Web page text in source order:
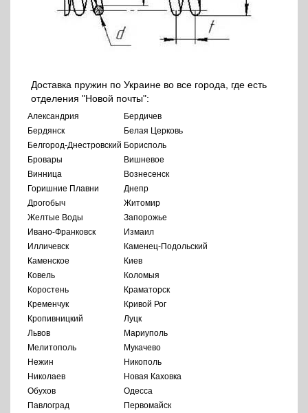
Доставка пружин по Украине во все города, где есть
отделения "Новой почты":
Александрия
Бердичев
Бердянск
Белая Церковь
Белгород-Днестровский Борисполь
Бровары
Вишневое
Винница
Вознесенск
Горишние Плавни
Днепр
Дрогобыч
Житомир
Желтые Воды
Запорожье
Ивано-Франковск
Измаил
Илличевск
Каменец-Подольский
Каменское
Киев
Ковель
Коломыя
Коростень
Краматорск
Кременчук
Кривой Рог
Кропивницкий
Луцк
Львов
Мариуполь
Мелитополь
Мукачево
Нежин
Никополь
Николаев
Новая Каховка
Обухов
Одесса
Павлоград
Первомайск